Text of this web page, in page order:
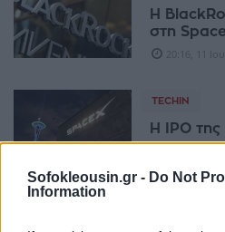
Sofokleousin.gr - Do Not
Information
Η
στη
20:16, 11
TECHIN
Η IPO
07:23, 11